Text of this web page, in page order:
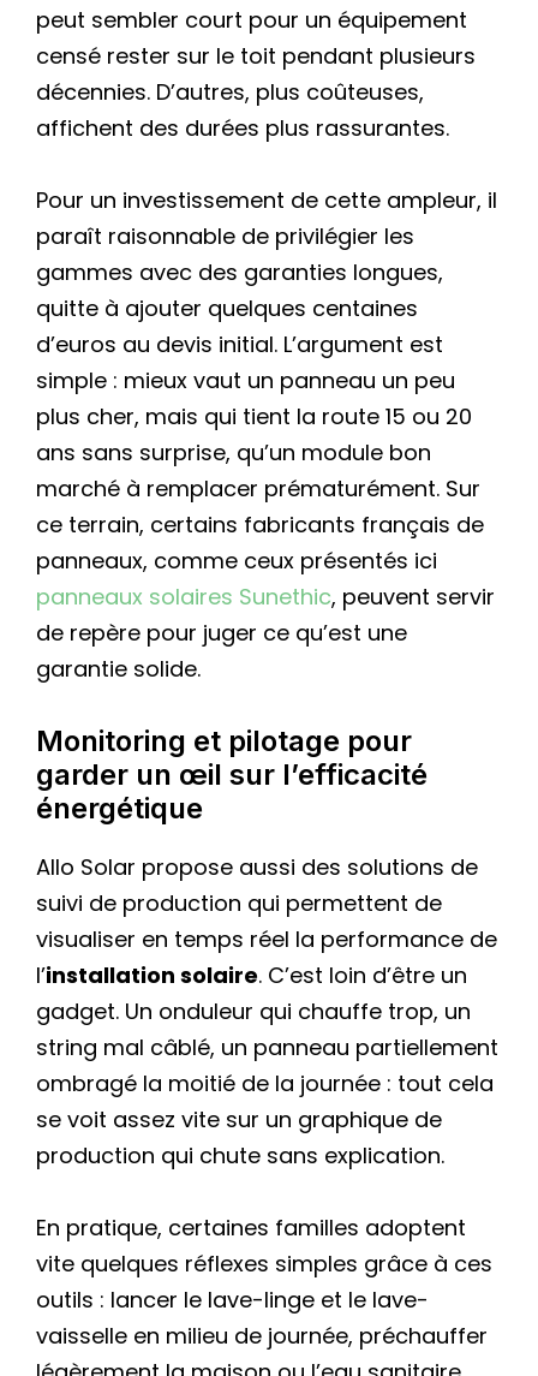
peut sembler court pour un équipement
censé rester sur le toit pendant plusieurs
décennies. D’autres, plus coûteuses,
affichent des durées plus rassurantes.
Pour un investissement de cette ampleur, il
paraît raisonnable de privilégier les
gammes avec des garanties longues,
quitte à ajouter quelques centaines
d’euros au devis initial. L’argument est
simple : mieux vaut un panneau un peu
plus cher, mais qui tient la route 15 ou 20
ans sans surprise, qu’un module bon
marché à remplacer prématurément. Sur
ce terrain, certains fabricants français de
panneaux, comme ceux présentés ici
panneaux solaires Sunethic, peuvent servir
de repère pour juger ce qu’est une
garantie solide.
Monitoring et pilotage pour
garder un œil sur l’efficacité
énergétique
Allo Solar propose aussi des solutions de
suivi de production qui permettent de
visualiser en temps réel la performance de
l’installation solaire. C’est loin d’être un
gadget. Un onduleur qui chauffe trop, un
string mal câblé, un panneau partiellement
ombragé la moitié de la journée : tout cela
se voit assez vite sur un graphique de
production qui chute sans explication.
En pratique, certaines familles adoptent
vite quelques réflexes simples grâce à ces
outils : lancer le lave-linge et le lave-
vaisselle en milieu de journée, préchauffer